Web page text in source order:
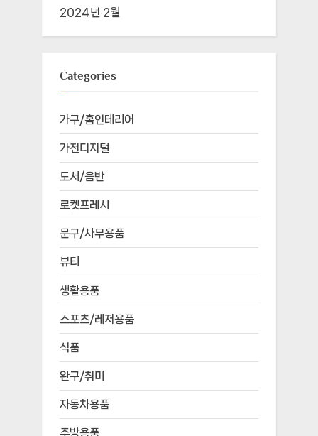
2024년 2월
Categories
가구/홈인테리어
가전디지털
도서/음반
로켓프레시
문구/사무용품
뷰티
생활용품
스포츠/레저용품
식품
완구/취미
자동차용품
주방용품